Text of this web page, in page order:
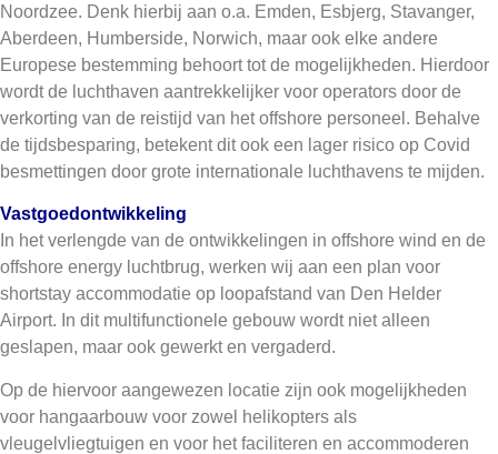
Noordzee. Denk hierbij aan o.a. Emden, Esbjerg, Stavanger,
Aberdeen, Humberside, Norwich, maar ook elke andere
Europese bestemming behoort tot de mogelijkheden. Hierdoor
wordt de luchthaven aantrekkelijker voor operators door de
verkorting van de reistijd van het offshore personeel. Behalve
de tijdsbesparing, betekent dit ook een lager risico op Covid
besmettingen door grote internationale luchthavens te mijden.
Vastgoedontwikkeling
In het verlengde van de ontwikkelingen in offshore wind en de
offshore energy luchtbrug, werken wij aan een plan voor
shortstay accommodatie op loopafstand van Den Helder
Airport. In dit multifunctionele gebouw wordt niet alleen
geslapen, maar ook gewerkt en vergaderd.
Op de hiervoor aangewezen locatie zijn ook mogelijkheden
voor hangaarbouw voor zowel helikopters als
vleugelvliegtuigen en voor het faciliteren en accommoderen